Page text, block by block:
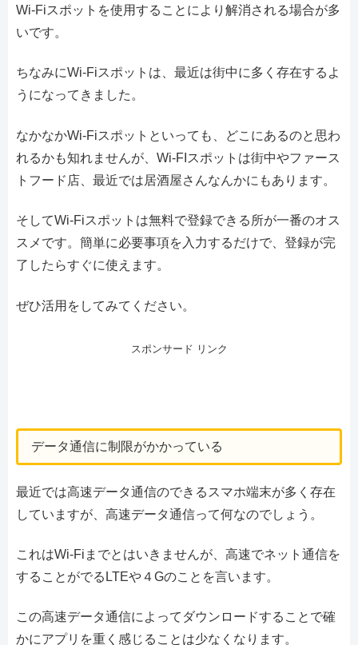
Wi-Fiスポットを使用することにより解消される場合が多
いです。
ちなみにWi-Fiスポットは、最近は街中に多く存在するよ
うになってきました。
なかなかWi-Fiスポットといっても、どこにあるのと思わ
れるかも知れませんが、Wi-FIスポットは街中やファース
トフード店、最近では居酒屋さんなんかにもあります。
そしてWi-Fiスポットは無料で登録できる所が一番のオス
スメです。簡単に必要事項を入力するだけで、登録が完
了したらすぐに使えます。
ぜひ活用をしてみてください。
スポンサード リンク
データ通信に制限がかかっている
最近では高速データ通信のできるスマホ端末が多く存在
していますが、高速データ通信って何なのでしょう。
これはWi-Fiまでとはいきませんが、高速でネット通信を
することがでるLTEや４Gのことを言います。
この高速データ通信によってダウンロードすることで確
かにアプリを重く感じることは少なくなります。